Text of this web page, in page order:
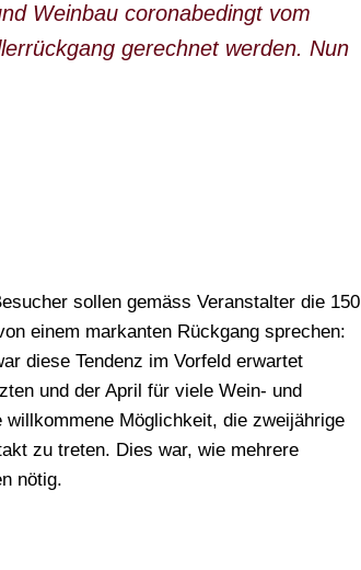
Weinbau coronabedingt vom
gerechnet werden. Nun
sollen gemäss Veranstalter die 150
einem markanten Rückgang sprechen:
diese Tendenz im Vorfeld erwartet
und der April für viele Wein- und
Möglichkeit, die zweijährige
zu treten. Dies war, wie mehrere
nötig.